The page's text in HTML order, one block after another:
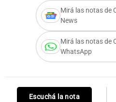
Mirá las notas de
News
Mirá las notas de
WhatsApp
Escuchá la nota